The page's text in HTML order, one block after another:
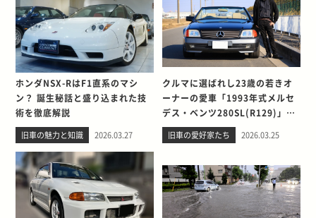
ホンダNSX-RはF1直系のマシ
ン？ 誕生秘話と盛り込まれた技
術を徹底解説
旧車の魅力と知識 2026.03.27
クルマに選ばれし23歳の若きオ
ーナーの愛車「1993年式メルセ
デス・ベンツ280SL(R129)」と
の出会い。そして別れを考える
旧車の愛好家たち 2026.03.25